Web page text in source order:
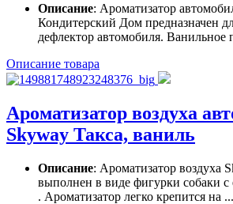
Описание: Ароматизатор
Кондитерский Дом предназначен
дефлектор автомобиля. Ванильное
Описание товара
Ароматизатор воздуха
Skyway Такса, ваниль
Описание: Ароматизатор воздуха
выполнен в виде фигурки собаки
. Ароматизатор легко крепится на ...